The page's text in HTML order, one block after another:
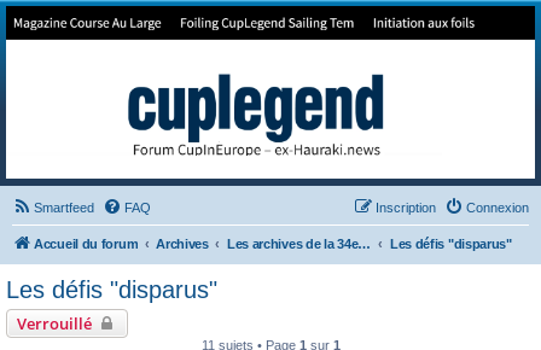
Forum de Cup In Europe
Smartfeed FAQ Connexion
Inscription
Accueil du forum Archives Les archives de la 34e America's Cup Les défis "disparus"
Les défis "disparus"
Verrouillé
11 sujets • Page 1sur 1